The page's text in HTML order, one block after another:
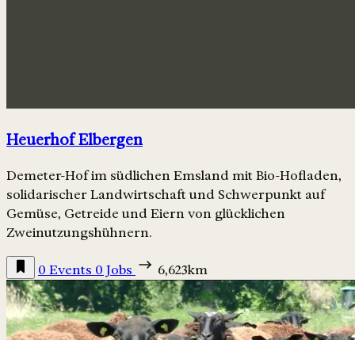
Heuerhof Elbergen
Demeter-Hof im südlichen Emsland mit Bio-Hofladen,
solidarischer Landwirtschaft und Schwerpunkt auf
Gemüse, Getreide und Eiern von glücklichen
Zweinutzungshühnern.
0 Events 0 Jobs 6,623km